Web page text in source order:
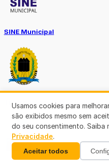
SINE Municipal
Transparência Porto Velho
Usamos cookies para
são exibidos mesmo sem
do seu consentimento. Saiba
Privacidade.
Aceitar todos